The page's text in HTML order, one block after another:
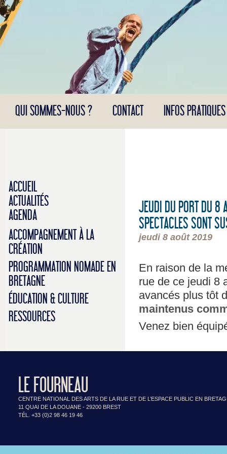
Panneau de gestion des cookies
QUI SOMMES-NOUS ? CONTACT INFOS PRATIQUES
ACCUEIL
ACTUALITÉS
AGENDA
ACCOMPAGNEMENT À LA
CRÉATION
PROGRAMMATION NOMADE EN
BRETAGNE
ÉDUCATION & CULTURE
RESSOURCES
JEUDI DU PORT DU 8
SPECTACLES SONT
jeudi 8 août 2019
En raison de la
rue de ce jeudi 8
avancés plus tôt
maintenus
Venez bien
LE FOURNEAU
CENTRE NATIONAL DES ARTS DE LA RUE ET DE L’ESPACE PUBLIC EN
11 QUAI DE LA DOUANE - 29200 BREST
TÉL. +33 (0)2 98 46 19 46